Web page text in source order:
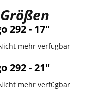
292 - 17"
mehr verfügbar
292 - 21"
mehr verfügbar